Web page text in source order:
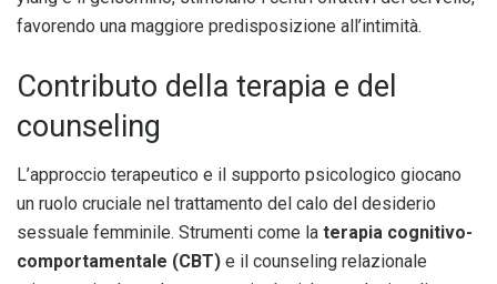
favorendo una maggiore predisposizione all’intimità.
Contributo della terapia e del
counseling
L’approccio terapeutico e il supporto psicologico giocano
un ruolo cruciale nel trattamento del calo del desiderio
sessuale femminile. Strumenti come la terapia cognitivo-
comportamentale (CBT) e il counseling relazionale